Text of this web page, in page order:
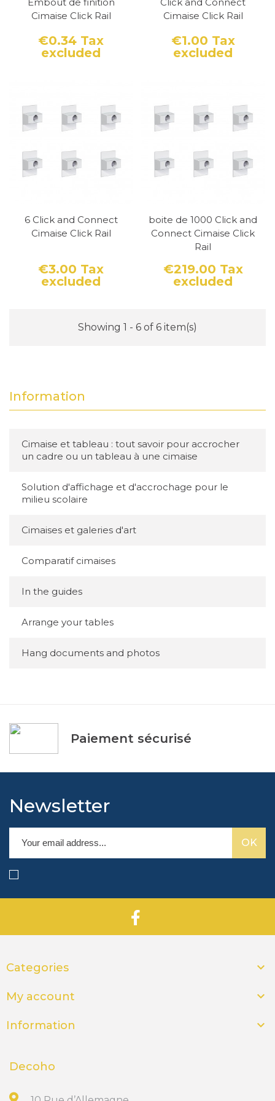
Information
Cimaise et tableau : tout savoir pour accrocher
un cadre ou un tableau à une cimaise
Solution d'affichage et d'accrochage pour le
milieu scolaire
Cimaises et galeries d'art
Comparatif cimaises
In the guides
Arrange your tables
Hang documents and photos
Cimaise Click Rail
Price
€0.34 Tax
excluded
Cimaise Click Rail
Price
€1.00 Tax
excluded
6 Click and Connect
Cimaise Click Rail
Price
€3.00 Tax
excluded
boite de 1000 Click and
Connect Cimaise Click
Rail
Price
€219.00 Tax
excluded
Showing 1 - 6 of 6 item(s)
Paiement sécurisé
Newsletter
Categories 
My account 
Information 
Decoho